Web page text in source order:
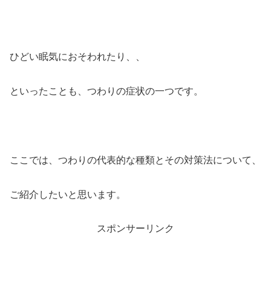
ひどい眠気におそわれたり、、
といったことも、つわりの症状の一つです。
ここでは、つわりの代表的な種類とその対策法について、
ご紹介したいと思います。
スポンサーリンク